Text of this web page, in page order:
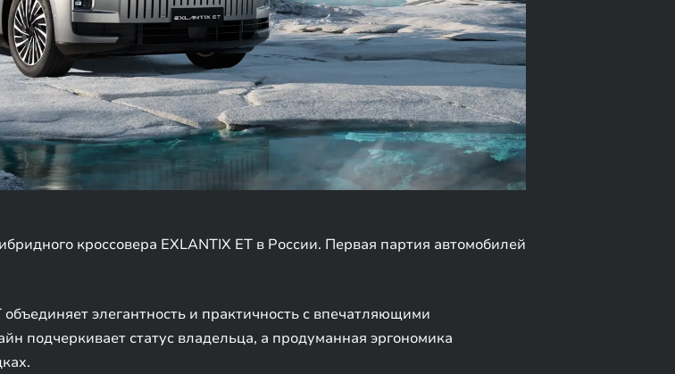
кроссовера EXLANTIX ET в России. Первая партия автомобилей
элегантность и практичность с впечатляющими
подчеркивает статус владельца, а продуманная эргономика